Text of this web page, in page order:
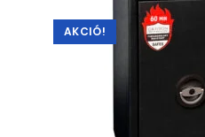
AKCIÓ!